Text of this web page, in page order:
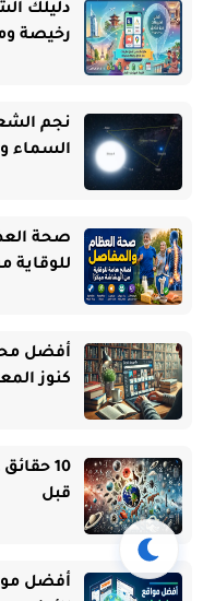
دليلك
رخيصة
نجم
السماء
صحة
للوقاية
أفضل
كنوز
10
قبل
أفضل